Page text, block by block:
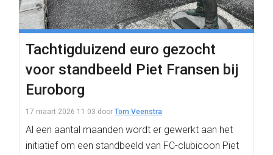
Tachtigduizend euro gezocht
voor standbeeld Piet Fransen bij
Euroborg
17 maart 2026 11:03 door Tom Veenstra
Al een aantal maanden wordt er gewerkt aan het
initiatief om een standbeeld van FC-clubicoon Piet